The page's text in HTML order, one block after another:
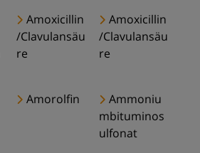
Amoxicillin
/Clavulansäu
re
Amoxicillin
/Clavulansäu
re
Amorolfin
Ammoniu
mbituminos
ulfonat